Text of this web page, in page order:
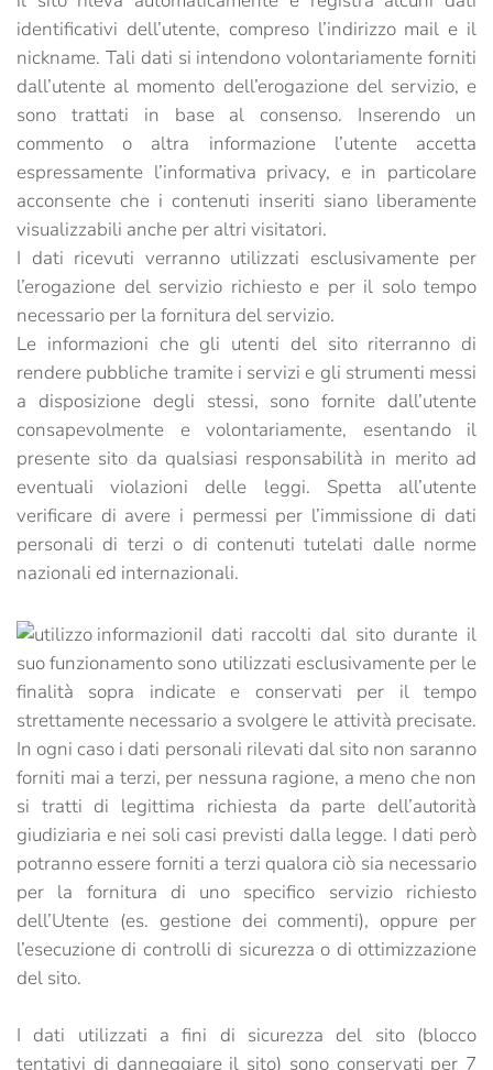
identificativi dell’utente, compreso l’indirizzo mail e il
nickname. Tali dati si intendono volontariamente forniti
dall’utente al momento dell’erogazione del servizio, e
sono trattati in base al consenso. Inserendo un
commento o altra informazione l’utente accetta
espressamente l’informativa privacy, e in particolare
acconsente che i contenuti inseriti siano liberamente
visualizzabili anche per altri visitatori.
I dati ricevuti verranno utilizzati esclusivamente per
l’erogazione del servizio richiesto e per il solo tempo
necessario per la fornitura del servizio.
Le informazioni che gli utenti del sito riterranno di
rendere pubbliche tramite i servizi e gli strumenti messi
a disposizione degli stessi, sono fornite dall’utente
consapevolmente e volontariamente, esentando il
presente sito da qualsiasi responsabilità in merito ad
eventuali violazioni delle leggi. Spetta all’utente
verificare di avere i permessi per l’immissione di dati
personali di terzi o di contenuti tutelati dalle norme
nazionali ed internazionali.
I dati raccolti dal sito durante il
suo funzionamento sono utilizzati esclusivamente per le
finalità sopra indicate e conservati per il tempo
strettamente necessario a svolgere le attività precisate.
In ogni caso i dati personali rilevati dal sito non saranno
forniti mai a terzi, per nessuna ragione, a meno che non
si tratti di legittima richiesta da parte dell’autorità
giudiziaria e nei soli casi previsti dalla legge. I dati però
potranno essere forniti a terzi qualora ciò sia necessario
per la fornitura di uno specifico servizio richiesto
dell’Utente (es. gestione dei commenti), oppure per
l’esecuzione di controlli di sicurezza o di ottimizzazione
del sito.
I dati utilizzati a fini di sicurezza del sito (blocco
tentativi di danneggiare il sito) sono conservati per 7